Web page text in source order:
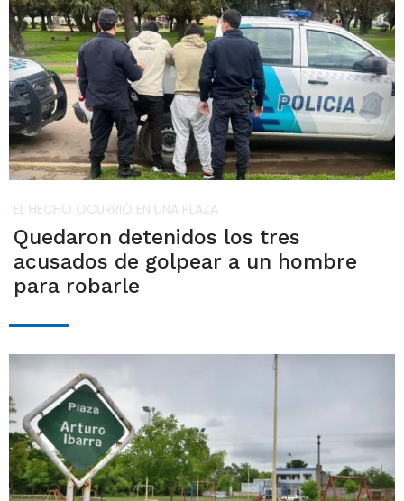
EL HECHO OCURRIÓ EN UNA PLAZA
Quedaron detenidos los tres
acusados de golpear a un hombre
para robarle